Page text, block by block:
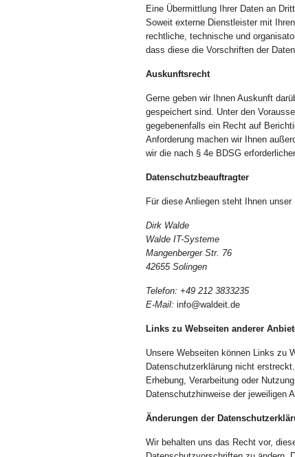
Eine Übermittlung Ihrer Daten an
Soweit externe Dienstleister mit
rechtliche, technische und
dass diese die Vorschriften der
Auskunftsrecht
Gerne geben wir Ihnen Auskunft
gespeichert sind. Unter den
gegebenenfalls ein Recht auf
Anforderung machen wir Ihnen
wir die nach § 4e BDSG
Datenschutzbeauftragter
Für diese Anliegen steht Ihnen
Dirk Walde
Walde IT-Systeme
Mangenberger Str. 76
42655 Solingen
Telefon: +49 212 3833235
E-Mail: info@waldeit.de
Links zu Webseiten anderer
Unsere Webseiten können Links zu
Datenschutzerklärung nicht
Erhebung, Verarbeitung oder
Datenschutzhinweise der jeweiligen
Änderungen der
Wir behalten uns das Recht vor,